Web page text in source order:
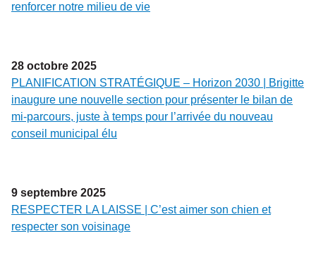
renforcer notre milieu de vie
28 octobre 2025
PLANIFICATION STRATÉGIQUE – Horizon 2030 | Brigitte
inaugure une nouvelle section pour présenter le bilan de
mi-parcours, juste à temps pour l’arrivée du nouveau
conseil municipal élu
9 septembre 2025
RESPECTER LA LAISSE | C’est aimer son chien et
respecter son voisinage